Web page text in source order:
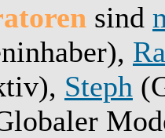
sind
Steph